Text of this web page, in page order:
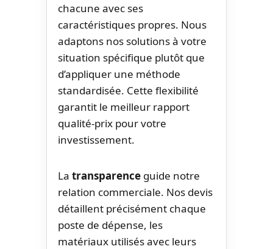
chacune avec ses
caractéristiques propres. Nous
adaptons nos solutions à votre
situation spécifique plutôt que
d’appliquer une méthode
standardisée. Cette flexibilité
garantit le meilleur rapport
qualité-prix pour votre
investissement.
La transparence guide notre
relation commerciale. Nos devis
détaillent précisément chaque
poste de dépense, les
matériaux utilisés avec leurs